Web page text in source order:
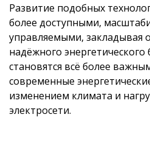
Развитие подобных
более доступными,
управляемыми, закладывая
надёжного
становятся всё более
современные
изменением климата и
электросети.